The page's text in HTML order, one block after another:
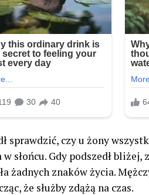
sprawdzić, czy u żony
słońcu. Gdy podszedł bliżej,
żadnych znaków życia.
że służby zdążą na czas.